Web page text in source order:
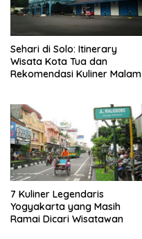
Sehari di Solo: Itinerary
Wisata Kota Tua dan
Rekomendasi Kuliner Malam
7 Kuliner Legendaris
Yogyakarta yang Masih
Ramai Dicari Wisatawan